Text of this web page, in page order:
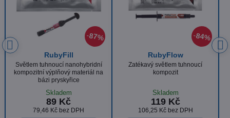
86%
RubyCompNano
Světlem tuhnoucí nanohybridní
kompozitní výplňový materiál
Skladem
125 Kč
111,61 Kčbez DPH
86%
RubyComp P
Světlem tuhnoucí nanohybridní
kompozit pro posteriorní výplně
Skladem
135 Kč
120,54 Kčbez DPH